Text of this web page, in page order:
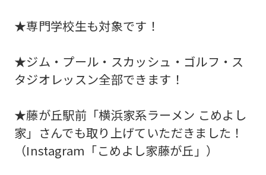
★専門学校生も対象です！
★ジム・プール・スカッシュ・ゴルフ・ス
タジオレッスン全部できます！
★藤が丘駅前「横浜家系ラーメン こめよし
家」さんでも取り上げていただきました！
（Instagram「こめよし家藤が丘」）